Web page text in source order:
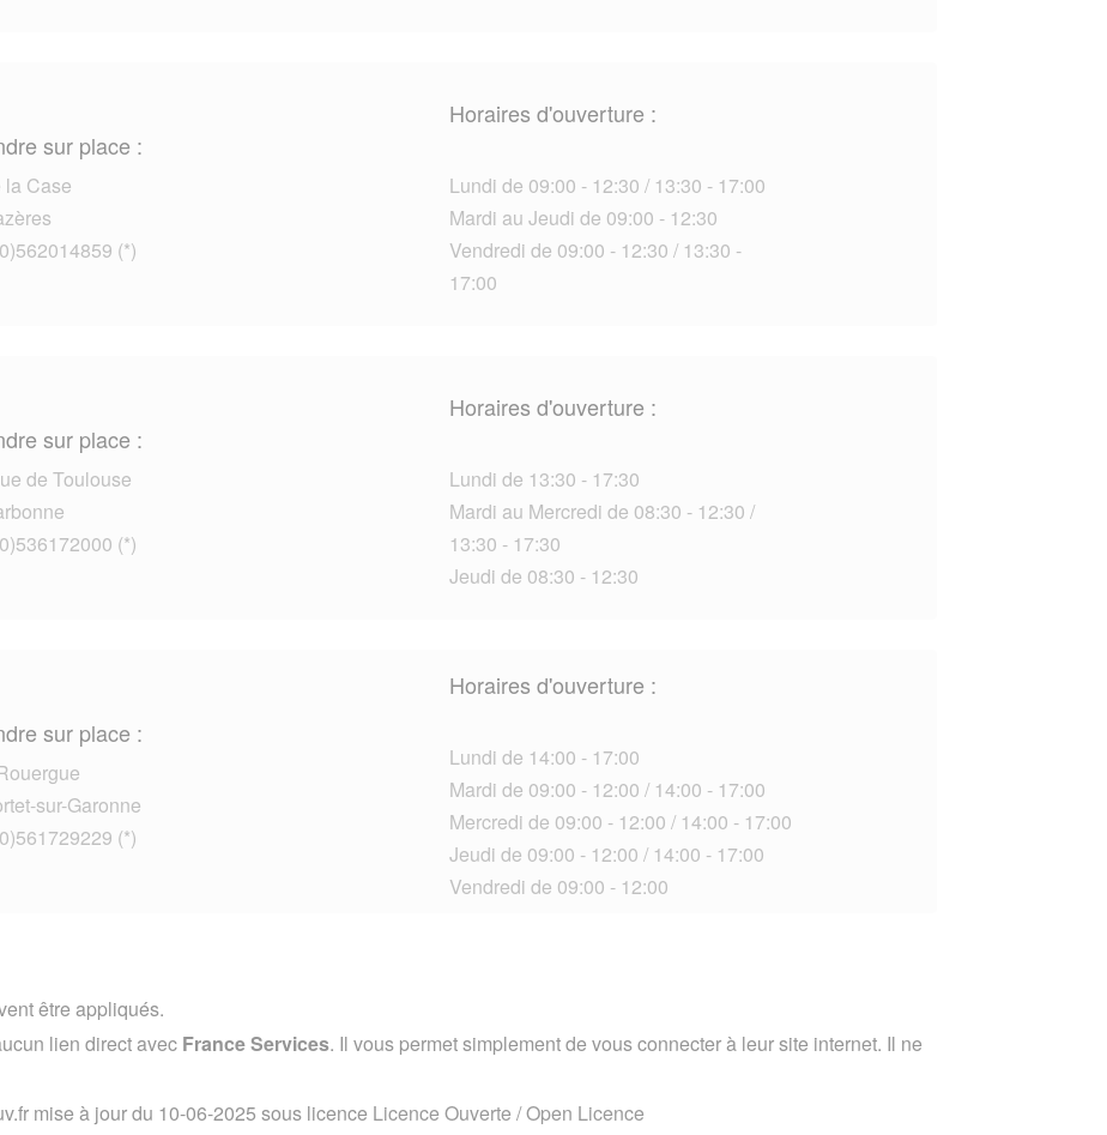
sur place :
la Case
(*)
Horaires d'ouverture :
Lundi de 09:00 - 12:30 / 13:30 - 17:00
Mardi au Jeudi de 09:00 - 12:30
Vendredi de 09:00 - 12:30 / 13:30 -
17:00
sur place :
de Toulouse
(*)
Horaires d'ouverture :
Lundi de 13:30 - 17:30
Mardi au Mercredi de 08:30 - 12:30 /
13:30 - 17:30
Jeudi de 08:30 - 12:30
sur place :
sur-Garonne
(*)
Horaires d'ouverture :
Lundi de 14:00 - 17:00
Mardi de 09:00 - 12:00 / 14:00 - 17:00
Mercredi de 09:00 - 12:00 / 14:00 - 17:00
Jeudi de 09:00 - 12:00 / 14:00 - 17:00
Vendredi de 09:00 - 12:00
être appliqués.
lien direct avec France Services. Il vous permet simplement de vous connecter à leur site internet. Il ne
mise à jour du 10-06-2025 sous licence Licence Ouverte / Open Licence